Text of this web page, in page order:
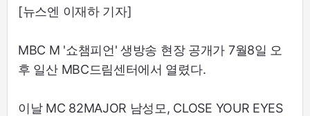
[뉴스엔 이재하 기자]
MBC M '쇼챔피언' 생방송 현장 공개가 7월8일 오
후 일산 MBC드림센터에서 열렸다.
이날 MC 82MAJOR 남성모, CLOSE YOUR EYES